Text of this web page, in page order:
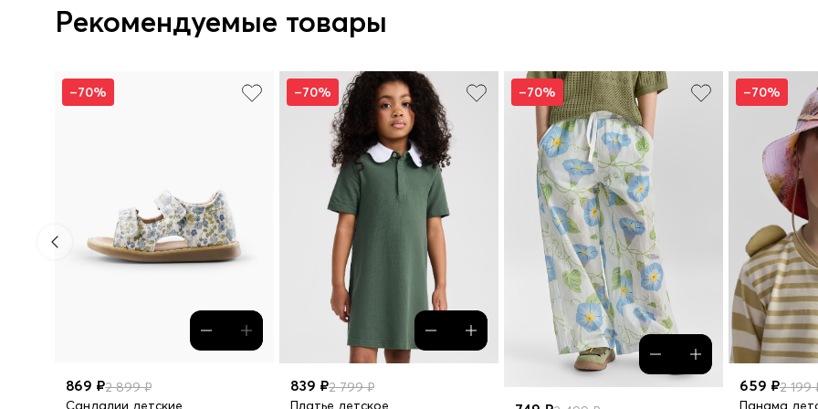
Рекомендуемые товары
–70%
869 ₽2 899 ₽
Сандалии детские
–70%
839 ₽2 799 ₽
Платье детское
–70% –70%
659 ₽2 199
Панама